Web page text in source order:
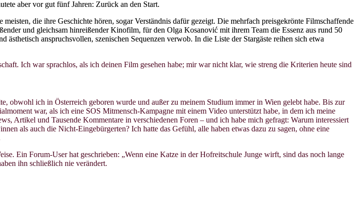
aber vor gut fünf Jahren: Zurück an den Start.
die ihre Geschichte hören, sogar Verständnis dafür gezeigt. Die mehrfach preisgekrönte Filmschaffende
und gleichsam hinreißender Kinofilm, für den Olga Kosanović mit ihrem Team die Essenz aus rund 50
anspruchsvollen, szenischen Sequenzen verwob. In die Liste der Stargäste reihen sich etwa
Ich war sprachlos, als ich deinen Film gesehen habe; mir war nicht klar, wie streng die Kriterien heute sind
obwohl ich in Österreich geboren wurde und außer zu meinem Studium immer in Wien gelebt habe. Bis zur
war, als ich eine SOS Mitmensch-Kampagne mit einem Video unterstützt habe, in dem ich meine
Artikel und Tausende Kommentare in verschiedenen Foren – und ich habe mich gefragt: Warum interessiert
als auch die Nicht-Eingebürgerten? Ich hatte das Gefühl, alle haben etwas dazu zu sagen, ohne eine
Ein Forum-User hat geschrieben: „Wenn eine Katze in der Hofreitschule Junge wirft, sind das noch lange
ihn schließlich nie verändert.